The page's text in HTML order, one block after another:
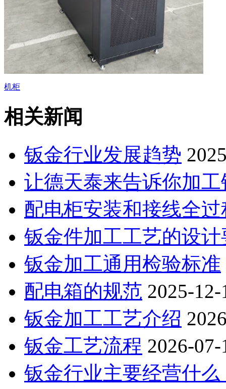
机柜
相关新闻
钣金行业发展趋势
让德天泰来告诉你加
配电柜安装和接线全过
钣金件加工工艺的设计
钣金加工通用检验标准
配电箱的规范 2025-12-
钣金加工工艺介绍
钣金工艺流程 2026-07-
钣金行业主要经营什么